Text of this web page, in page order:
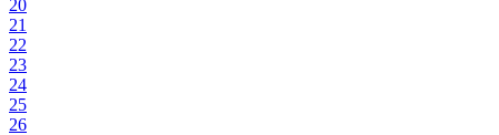
20
21
22
23
24
25
26